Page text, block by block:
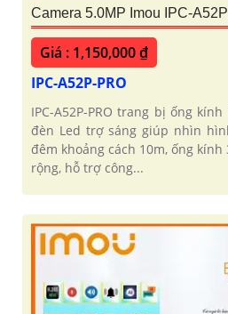
Camera 5.0MP Imou IPC-
Giá : 1,150,000 ₫
IPC-A52P-PRO
IPC-A52P-PRO trang bị ống
đèn Led trợ sáng giúp nhìn
đêm khoảng cách 10m, ống
rộng, hỗ trợ công...